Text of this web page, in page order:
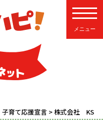
育て応援宣言 > 株式会社 KS